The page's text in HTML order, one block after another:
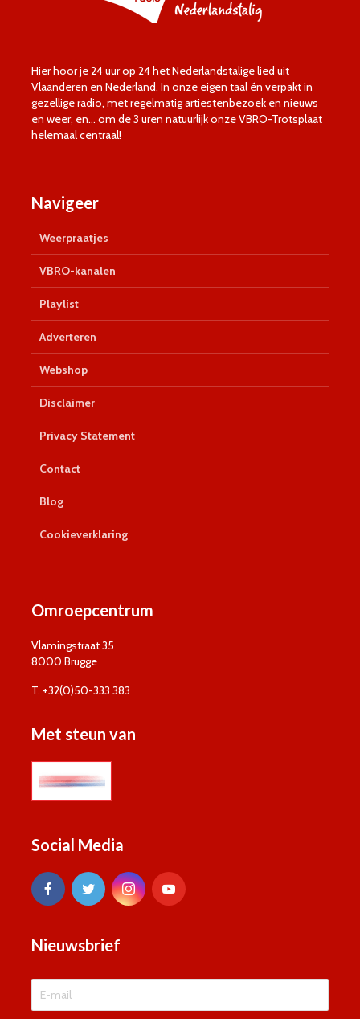
Hier hoor je 24 uur op 24 het Nederlandstalige lied uit
Vlaanderen en Nederland. In onze eigen taal én verpakt in
gezellige radio, met regelmatig artiestenbezoek en nieuws
en weer, en… om de 3 uren natuurlijk onze VBRO-Trotsplaat
helemaal centraal!
Navigeer
Weerpraatjes
VBRO-kanalen
Playlist
Adverteren
Webshop
Disclaimer
Privacy Statement
Contact
Blog
Cookieverklaring
Omroepcentrum
Vlamingstraat 35
8000 Brugge
T. +32(0)50-333 383
Met steun van
Social Media
Nieuwsbrief